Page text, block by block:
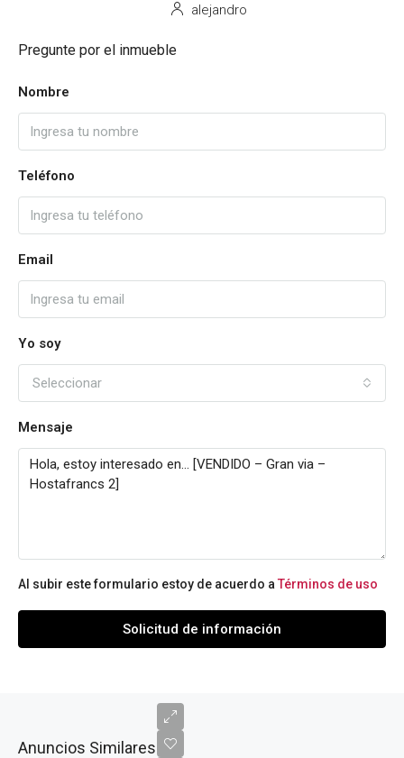
alejandro
Pregunte por el inmueble
Nombre
Teléfono
Email
Yo soy
Seleccionar
Mensaje
Al subir este formulario estoy de acuerdo a Términos de uso
Solicitud de información
Anuncios Similares